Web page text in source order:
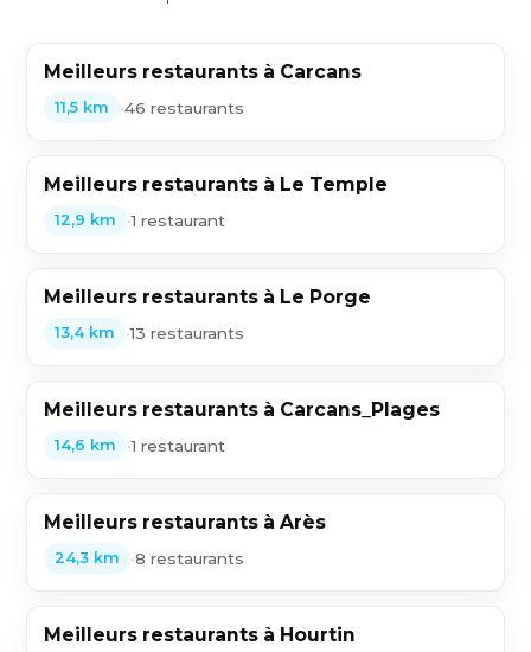
Meilleurs restaurants à Carcans
11,5 km •46 restaurants
Meilleurs restaurants à Le Temple
12,9 km •1 restaurant
Meilleurs restaurants à Le Porge
13,4 km •13 restaurants
Meilleurs restaurants à Carcans_Plages
14,6 km •1 restaurant
Meilleurs restaurants à Arès
24,3 km •8 restaurants
Meilleurs restaurants à Hourtin